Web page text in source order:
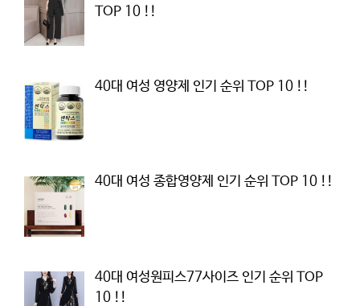
TOP 10 !!
40대 여성 영양제 인기 순위 TOP 10 !!
40대 여성 종합영양제 인기 순위 TOP 10 !!
40대 여성원피스77사이즈 인기 순위 TOP
10 !!